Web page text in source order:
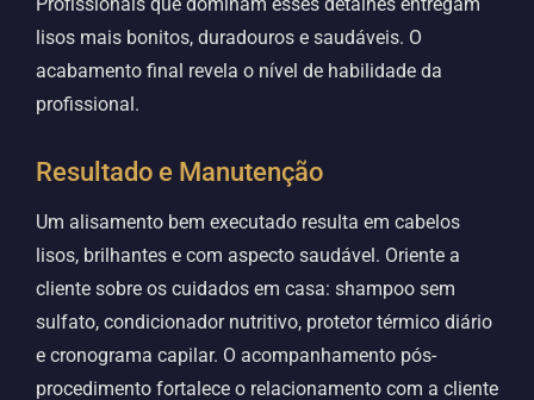
lisos mais bonitos, duradouros e saudáveis. O
acabamento final revela o nível de habilidade da
profissional.
Resultado e Manutenção
Um alisamento bem executado resulta em cabelos
lisos, brilhantes e com aspecto saudável. Oriente a
cliente sobre os cuidados em casa: shampoo sem
sulfato, condicionador nutritivo, protetor térmico diário
e cronograma capilar. O acompanhamento pós-
procedimento fortalece o relacionamento com a cliente